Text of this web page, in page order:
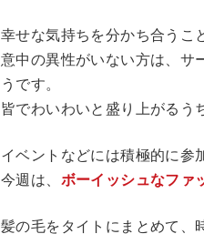
幸せな気持ちを分かち合うこ
意中の異性がいない方は、サ
うです。
皆でわいわいと盛り上がるう
イベントなどには積極的に参
今週は、 ボーイッシュなファ
髪の毛をタイトにまとめて、